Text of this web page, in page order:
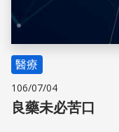
醫療
106/07/04
良藥未必苦口